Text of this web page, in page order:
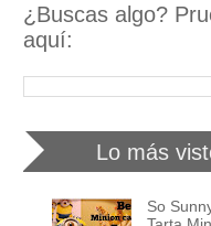
¿Buscas algo?
aquí:
Lo más
So